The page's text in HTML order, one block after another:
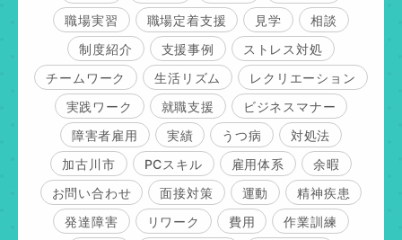
職場実習
職場定着支援 見学
相談
制度紹介
支援事例
ストレス対処
チームワーク
生活リズム
レクリエーション
実践ワーク
就職支援
ビジネスマナー
障害者雇用
実績 うつ病
対処法
加古川市
PCスキル 雇用体系
余暇
お問い合わせ
面接対策 運動
精神疾患
発達障害
リワーク 費用
作業訓練